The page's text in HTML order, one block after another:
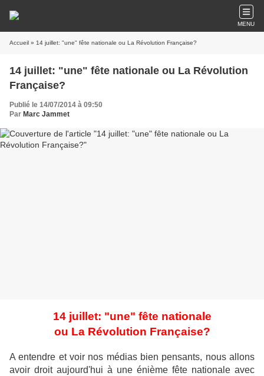
MENU
Accueil » 14 juillet: "une" fête nationale ou La Révolution Française?
14 juillet: "une" fête nationale ou La Révolution
Française?
Publié le 14/07/2014 à 09:50
Par Marc Jammet
14 juillet: "une" fête nationale
ou La Révolution Française?
A entendre et voir nos médias bien pensants, nous allons
avoir droit aujourd'hui à une énième fête nationale avec